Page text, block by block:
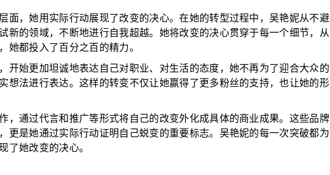
面，她用实际行动展现了改变的决心。在她的转型过程中，吴艳妮从不避
新的领域，不断地进行自我超越。她将改变的决心贯穿于每一个细节，从
她都投入了百分之百的精力。
开始更加坦诚地表达自己对职业、对生活的态度，她不再为了迎合大众的
想法进行表达。这样的转变不仅让她赢得了更多粉丝的支持，也让她的形
，通过代言和推广等形式将自己的改变外化成具体的商业成果。这些品牌
更是她通过实际行动证明自己蜕变的重要标志。吴艳妮的每一次突破都为
了她改变的决心。